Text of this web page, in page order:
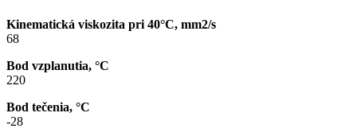
Kinematická viskozita pri 40°C, mm2/s
68
Bod vzplanutia, °C
220
Bod tečenia, °C
-28